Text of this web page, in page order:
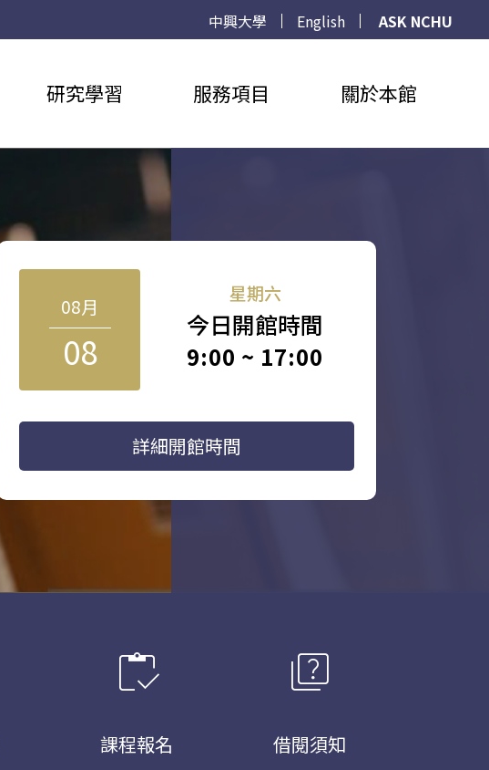
中興大學 English
ASK NCHU
研究學習 服務項目 關於本館
08月
08
星期六
今日開館時間
9:00 ~ 17:00
詳細開館時間
inventory
課程報名
quiz
借閱須知